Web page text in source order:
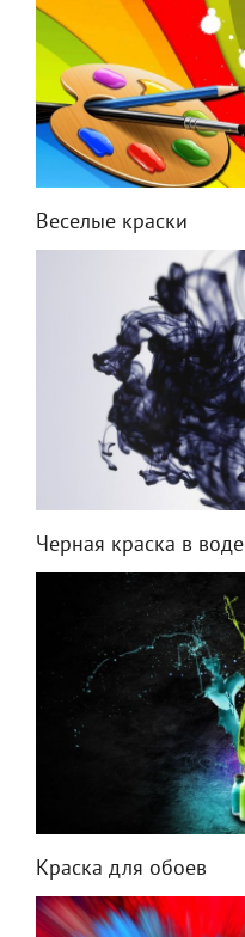
Веселые краски
Черная краска в воде
Краска для обоев